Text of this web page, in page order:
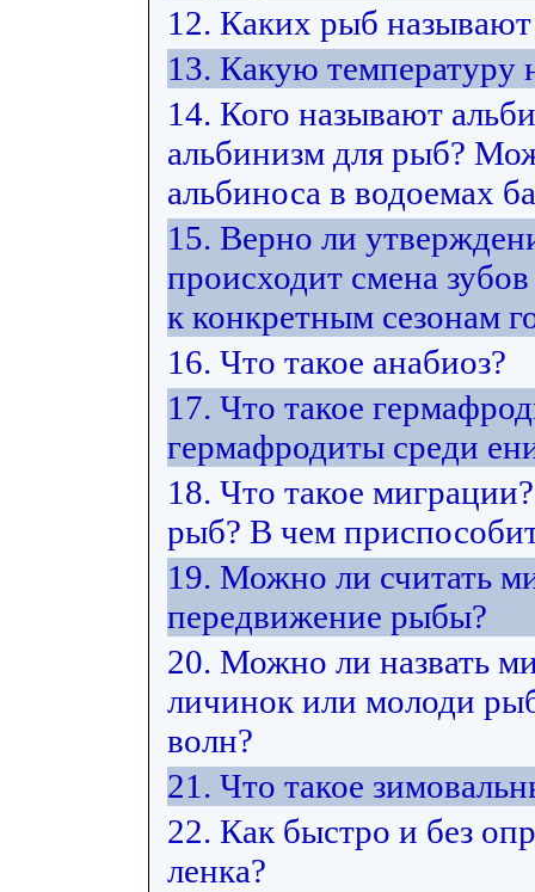
12. Каких рыб
13. Какую температуру
14. Кого называют
альбинизм для рыб?
альбиноса в водоемах
15. Верно ли
происходит смена
к конкретным сезонам
16. Что такое анабиоз?
17. Что такое
гермафродиты среди
18. Что такое
рыб? В чем
19. Можно ли считать
передвижение рыбы?
20. Можно ли назвать
личинок или молоди
волн?
21. Что такое
22. Как быстро и без
ленка?